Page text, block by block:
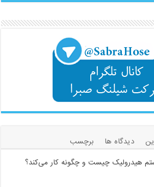
دیدگاه ها
برچسب
هیدرولیک چیست و چگونه کار می‌کند؟